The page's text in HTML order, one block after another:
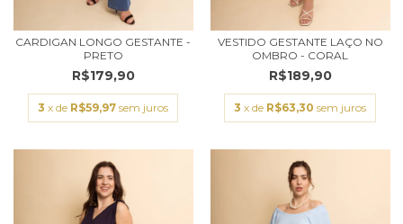
CARDIGAN LONGO GESTANTE -
PRETO
R$179,90
3 x de R$59,97 sem juros
VESTIDO GESTANTE LAÇO NO
OMBRO - CORAL
R$189,90
3 x de R$63,30 sem juros